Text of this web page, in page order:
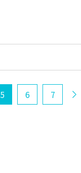
5 6 7